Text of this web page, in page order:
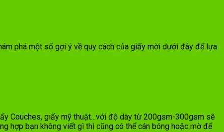
phá một số gợi ý về quy cách của giấy mời dưới đây để lựa
Couches, giấy mỹ thuật…với độ dày từ 200gsm-300gsm sẽ
hợp bạn không viết gì thì cũng có thể cán bóng hoặc mờ để